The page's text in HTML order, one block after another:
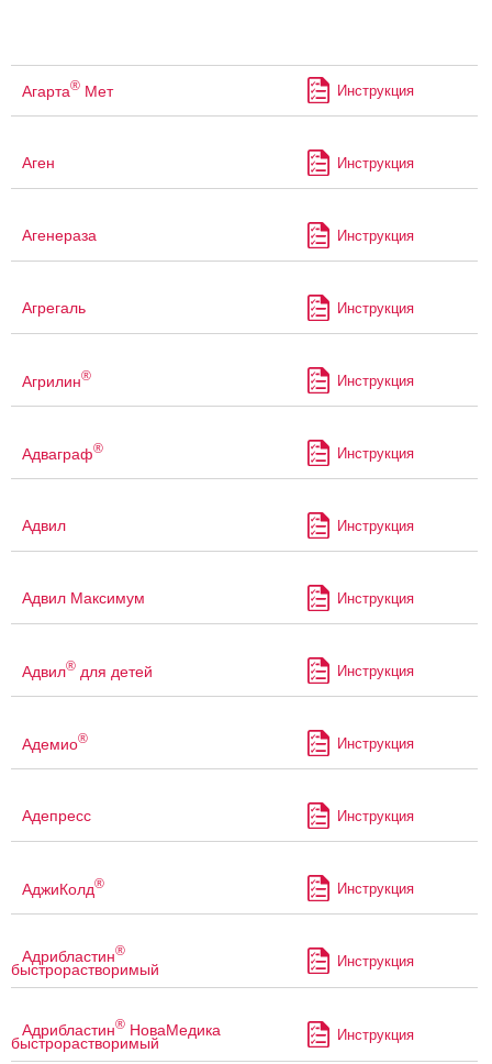
Агарта® Мет Инструкция
Аген Инструкция
Агенераза Инструкция
Агрегаль Инструкция
Агрилин® Инструкция
Адваграф® Инструкция
Адвил Инструкция
Адвил Максимум Инструкция
Адвил® для детей Инструкция
Адемио® Инструкция
Адепресс Инструкция
АджиКолд® Инструкция
Адрибластин®
быстрорастворимый Инструкция
Адрибластин® НоваМедика
быстрорастворимый Инструкция